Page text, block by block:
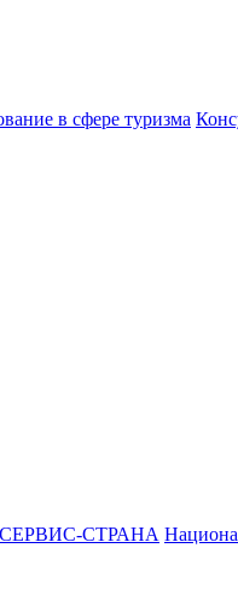
в сфере туризма
СЕРВИС-СТРАНА